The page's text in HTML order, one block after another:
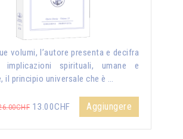
volumi, l’autore presenta e decifra
implicazioni spirituali, umane e
il principio universale che è …
13.00CHF Aggiungere